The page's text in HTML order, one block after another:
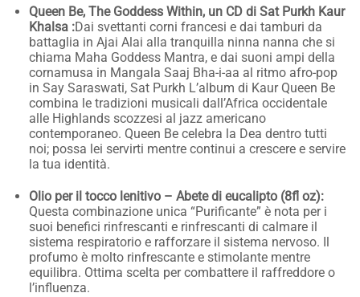
Queen Be, The Goddess Within, un CD di Sat Purkh Kaur
Khalsa :Dai svettanti corni francesi e dai tamburi da
battaglia in Ajai Alai alla tranquilla ninna nanna che si
chiama Maha Goddess Mantra, e dai suoni ampi della
cornamusa in Mangala Saaj Bha-i-aa al ritmo afro-pop
in Say Saraswati, Sat Purkh L’album di Kaur Queen Be
combina le tradizioni musicali dall’Africa occidentale
alle Highlands scozzesi al jazz americano
contemporaneo. Queen Be celebra la Dea dentro tutti
noi; possa lei servirti mentre continui a crescere e servire
la tua identità.
Olio per il tocco lenitivo – Abete di eucalipto (8fl oz):
Questa combinazione unica “Purificante” è nota per i
suoi benefici rinfrescanti e rinfrescanti di calmare il
sistema respiratorio e rafforzare il sistema nervoso. Il
profumo è molto rinfrescante e stimolante mentre
equilibra. Ottima scelta per combattere il raffreddore o
l’influenza.